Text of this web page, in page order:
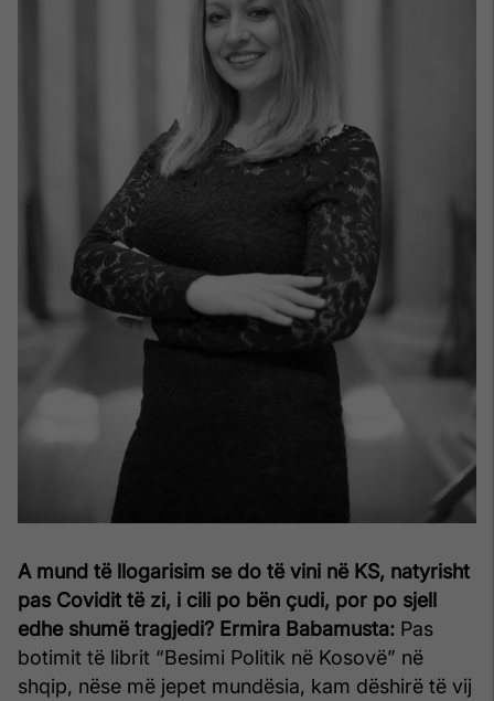
A mund të llogarisim se do të vini në KS, natyrisht
pas Covidit të zi, i cili po bën çudi, por po sjell
edhe shumë tragjedi? Ermira Babamusta: Pas
botimit të librit “Besimi Politik në Kosovë” në
shqip, nëse më jepet mundësia, kam dëshirë të vij